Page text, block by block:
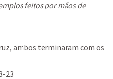
feitos por mãos de
ambos terminaram com os
23